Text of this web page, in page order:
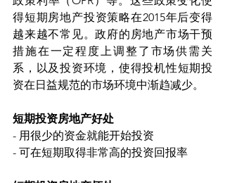
得短期房地产投资策略在2015年后变得
越来越不常见。政府的房地产市场干预
措施在一定程度上调整了市场供需关
系，以及投资环境，使得投机性短期投
资在日益规范的市场环境中渐趋减少。
短期投资房地产好处
- 用很少的资金就能开始投资
- 可在短期取得非常高的投资回报率